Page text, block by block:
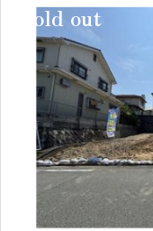
sold out